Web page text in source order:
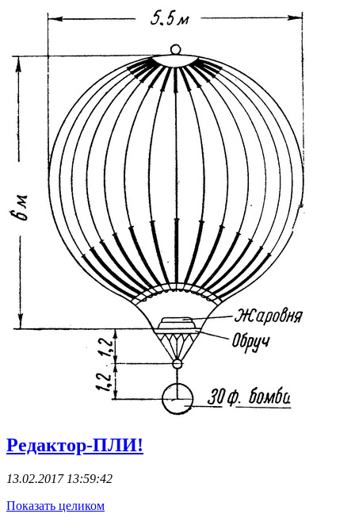
Редактор-ПЛИ!
13.02.2017 13:59:42
Показать целиком